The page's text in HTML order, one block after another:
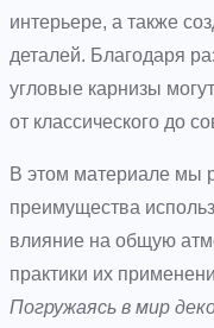
интерьере, а также
деталей. Благодаря
угловые карнизы
от классического до
В этом материале мы
преимущества
влияние на общую
практики их
Погружаясь в мир